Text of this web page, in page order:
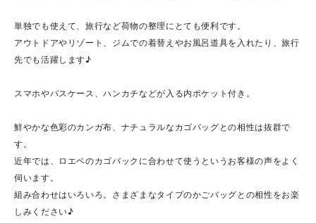
単独でも使えて、旅行など荷物の整理にとても便利です。
アウトドアやリゾート、ジムでの着替えやお風呂道具を入れたり、旅行
先でも活躍します♪
スマホやパスケース、ハンカチなどが入る内ポケット付き。
鮮やかな色彩のカンガ布、ナチュラルなカゴバッグとの相性は抜群で
す。
近年では、ロエベのカゴバックに合わせて使うというお客様の声をよく
伺います。
組み合わせはいろいろ。さまざまなタイプのかごバッグとの相性をお楽
しみください♪